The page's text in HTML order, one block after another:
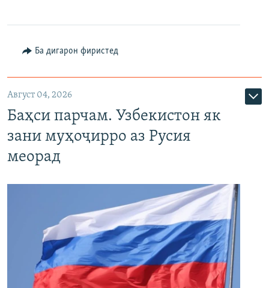
Ба дигарон фиристед
Август 04, 2026
Баҳси парчам. Узбекистон як
зани муҳоҷирро аз Русия
меорад